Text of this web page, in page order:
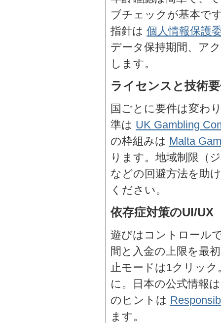
ブチェックが基本で
指針は 個人情報保護
データ保持期間、ア
します。
ライセンスと技術
国ごとに要件は変わ
準は UK Gambling
の枠組みは Malta
ります。地域制限（
などの回避方法を助
ください。
依存症対策のUI/UX
遊びはコントロール
間と入金の上限を最
止モードは1クリッ
に。日本の公式情報
のヒントは
ます。